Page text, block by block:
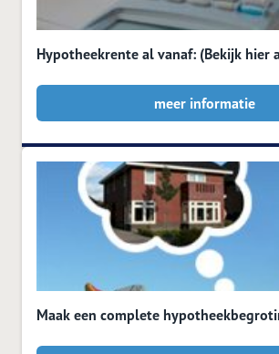
Hypotheekrente al vanaf: (Bekijk hier
meer informatie
Maak een complete